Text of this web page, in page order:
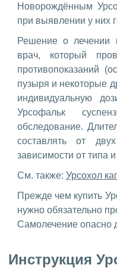
Новорождённым
при выявлении у них
Решение о лечении
врач, который
противопоказаний
пузыря и некоторые
индивидуальную
Урсофальк
обследование.
составлять от
зависимости от типа
См. также: Урсохол
Прежде чем купить
нужно обязательно
Самолечение опасно
Инструкция